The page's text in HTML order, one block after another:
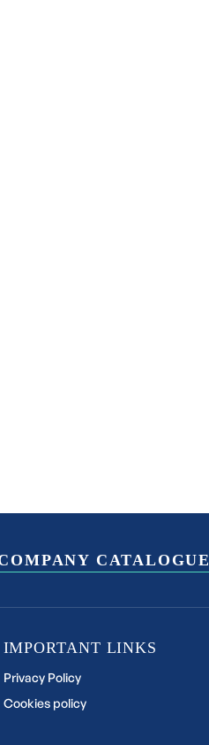
CATALOGUE
IMPORTANT LINKS
Privacy Policy
Cookies policy